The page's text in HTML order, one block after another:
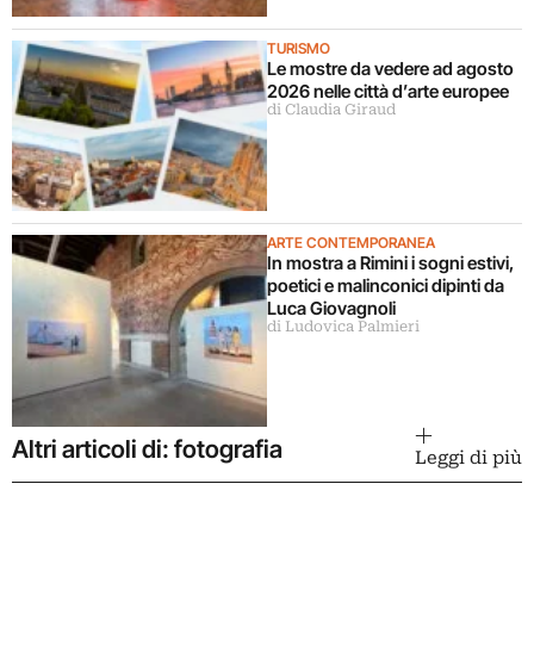
TURISMO
Le mostre da vedere ad agosto
2026 nelle città d’arte europee
di Claudia Giraud
ARTE CONTEMPORANEA
In mostra a Rimini i sogni estivi,
poetici e malinconici dipinti da
Luca Giovagnoli
di Ludovica Palmieri
Altri articoli di: fotografia Leggi di più